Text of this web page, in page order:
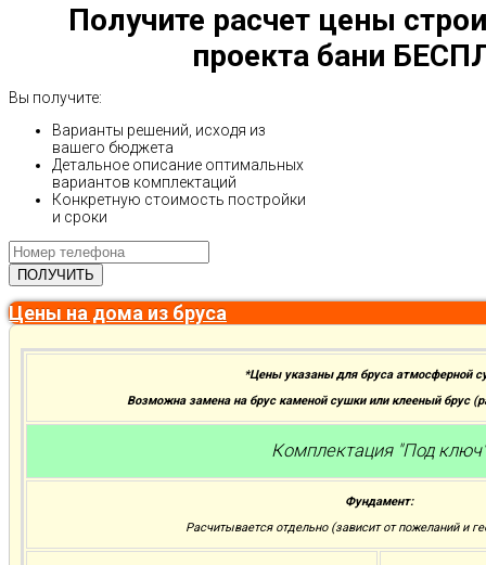
Получите расчет цены
проекта бани
Вы получите:
Варианты решений, исходя из
вашего бюджета
Детальное описание оптимальных
вариантов комплектаций
Конкретную стоимость постройки
и сроки
Цены на дома из бруса
*Цены указаны для бруса атмосферной
Возможна замена на брус каменой сушки или клееный брус
Комплектация "Под ключ"
Фундамент:
Расчитывается отдельно (зависит от пожеланий и